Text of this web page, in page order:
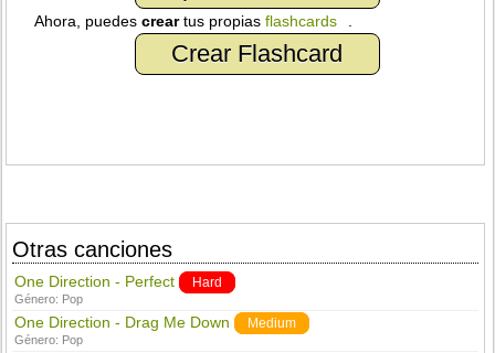
Ahora, puedescreartus propiasflashcards .
Crear Flashcard
Otras canciones
One Direction - Perfect Hard
Género: Pop
One Direction - Drag Me Down Medium
Género: Pop